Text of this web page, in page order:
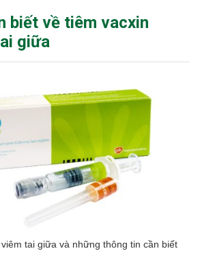
biết về tiêm vacxin
giữa
tai giữa và những thông tin cần biết